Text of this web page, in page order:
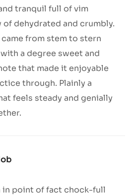
tranquil full of vim
of dehydrated and crumbly.
from stem to stern
a degree sweet and
that made it enjoyable
through. Plainly a
feels steady and genially
in point of fact chock-full